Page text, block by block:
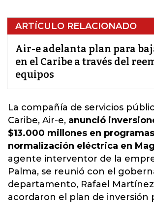
ARTÍCULO RELACIONADO
Air-e adelanta plan para
en el Caribe a través del
equipos
La compañía de servicios
Caribe, Air-e, anunció
$13.000 millones en
normalización eléctrica en
agente interventor de la
Palma, se reunió con el
departamento, Rafael
acordaron el plan de inversión